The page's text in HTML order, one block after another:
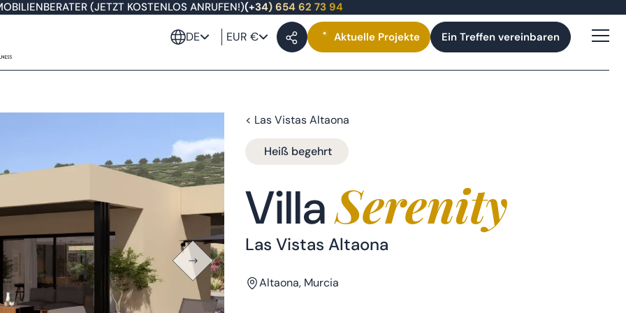
(JETZT KOSTENLOS ANRUFEN!)(+34) 654 62 73 94
DE EUR € Aktuelle Projekte Ein Treffen vereinbaren
< Las Vistas Altaona
Heiß begehrt
VillaSerenity
Las Vistas Altaona
Altaona, Murcia